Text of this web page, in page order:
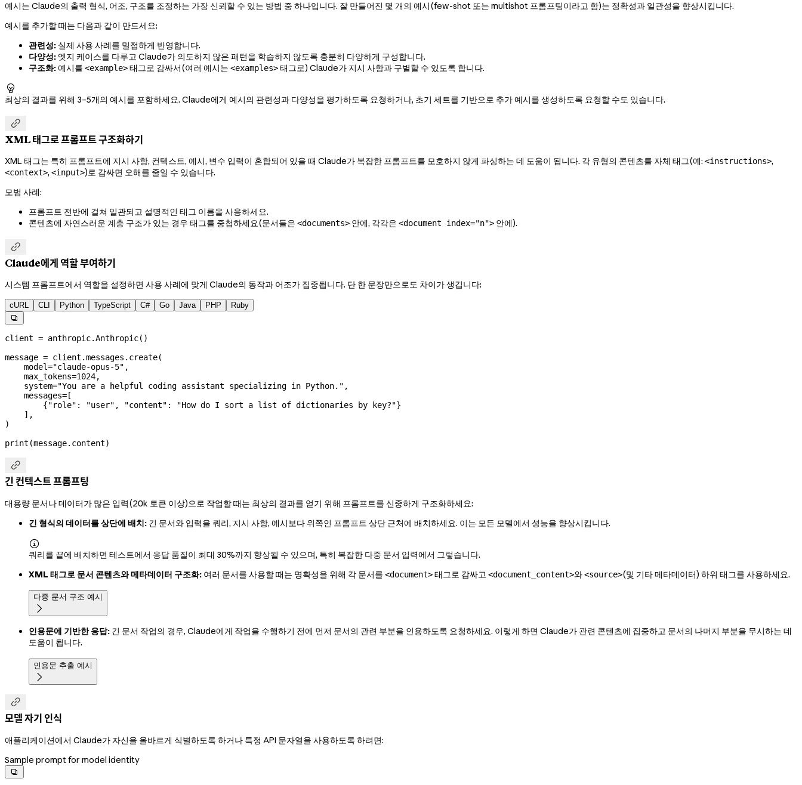
예시는 Claude의 출력 형식, 어조, 구조를 조정하는 가장 신뢰할 수 있는 방법 중 하나입니다. 잘 만들어진 몇 개의 예시(few-shot 또는 multishot 프롬프팅이라고 함)는 정확성과 일관성을 향상시킵니다.
예시를 추가할 때는 다음과 같이 만드세요:
관련성: 실제 사용 사례를 밀접하게 반영합니다.
다양성: 엣지 케이스를 다루고 Claude가 의도하지 않은 패턴을 학습하지 않도록 충분히 다양하게 구성합니다.
구조화:예시를 <example>태그로 감싸서(여러 예시는 <examples>태그로) Claude가 지시 사항과 구별할 수 있도록 합니다.

최상의 결과를 위해 3–5개의 예시를 포함하세요. Claude에게 예시의 관련성과 다양성을 평가하도록 요청하거나, 초기 세트를 기반으로 추가 예시를 생성하도록 요청할 수도 있습니다.

XML 태그로 프롬프트 구조화하기
XML 태그는 특히 프롬프트에 지시 사항, 컨텍스트, 예시, 변수 입력이 혼합되어 있을 때 Claude가 복잡한 프롬프트를 모호하지 않게 파싱하는 데 도움이 됩니다. 각 유형의 콘텐츠를 자체 태그(예: <instructions>,
<context>, <input>)로 감싸면 오해를 줄일 수 있습니다.
모범 사례:
프롬프트 전반에 걸쳐 일관되고 설명적인 태그 이름을 사용하세요.
콘텐츠에 자연스러운 계층 구조가 있는 경우 태그를 중첩하세요(문서들은 <documents> 안에, 각각은 <document index="n"> 안에).

Claude에게 역할 부여하기
시스템 프롬프트에서 역할을 설정하면 사용 사례에 맞게 Claude의 동작과 어조가 집중됩니다. 단 한 문장만으로도 차이가 생깁니다:
cURL CLI Python TypeScript C# Go Java PHP Ruby

client = anthropic.Anthropic()
message = client.messages.create(
    model
="claude-opus-5" ,
    max_tokens
=1024,
    system
="You are a helpful coding assistant specializing in Python." ,
    messages
= [
        {
"role" : "user" , "content" : "How do I sort a list of dictionaries by key?"}
    ],
)
print (message.content)

긴 컨텍스트 프롬프팅
대용량 문서나 데이터가 많은 입력(20k 토큰 이상)으로 작업할 때는 최상의 결과를 얻기 위해 프롬프트를 신중하게 구조화하세요:
긴 형식의 데이터를 상단에 배치: 긴 문서와 입력을 쿼리, 지시 사항, 예시보다 위쪽인 프롬프트 상단 근처에 배치하세요. 이는 모든 모델에서 성능을 향상시킵니다.

쿼리를 끝에 배치하면 테스트에서 응답 품질이 최대 30%까지 향상될 수 있으며, 특히 복잡한 다중 문서 입력에서 그렇습니다.
XML 태그로 문서 콘텐츠와 메타데이터 구조화: 여러 문서를 사용할 때는 명확성을 위해 각 문서를 <document>태그로 감싸고 <document_content>와<source>(및 기타 메타데이터) 하위 태그를 사용하세요.
다중 문서 구조 예시

인용문에 기반한 응답: 긴 문서 작업의 경우, Claude에게 작업을 수행하기 전에 먼저 문서의 관련 부분을 인용하도록 요청하세요. 이렇게 하면 Claude가 관련 콘텐츠에 집중하고 문서의 나머지 부분을 무시하는 데
도움이 됩니다.
인용문 추출 예시


모델 자기 인식
애플리케이션에서 Claude가 자신을 올바르게 식별하도록 하거나 특정 API 문자열을 사용하도록 하려면:
Sample prompt for model identity
